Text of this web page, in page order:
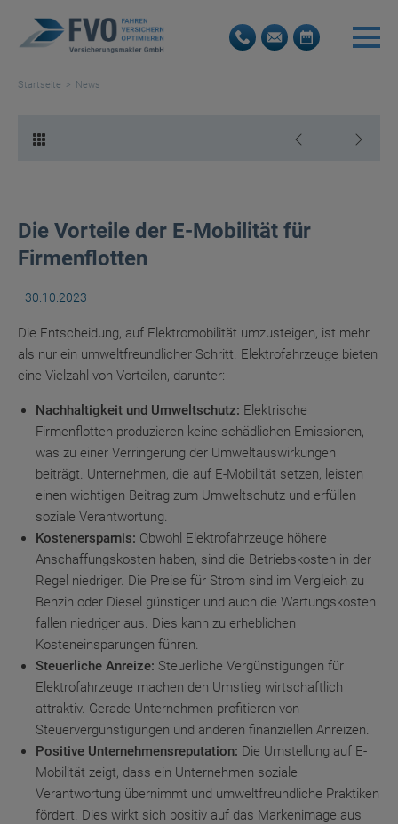
Startseite News
Die Vorteile der E-Mobilität für
Firmenflotten
30.10.2023
Die Entscheidung, auf Elektromobilität umzusteigen, ist mehr
als nur ein umweltfreundlicher Schritt. Elektrofahrzeuge bieten
eine Vielzahl von Vorteilen, darunter:
Nachhaltigkeit und Umweltschutz: Elektrische
Firmenflotten produzieren keine schädlichen Emissionen,
was zu einer Verringerung der Umweltauswirkungen
beiträgt. Unternehmen, die auf E-Mobilität setzen, leisten
einen wichtigen Beitrag zum Umweltschutz und erfüllen
soziale Verantwortung.
Kostenersparnis: Obwohl Elektrofahrzeuge höhere
Anschaffungskosten haben, sind die Betriebskosten in der
Regel niedriger. Die Preise für Strom sind im Vergleich zu
Benzin oder Diesel günstiger und auch die Wartungskosten
fallen niedriger aus. Dies kann zu erheblichen
Kosteneinsparungen führen.
Steuerliche Anreize: Steuerliche Vergünstigungen für
Elektrofahrzeuge machen den Umstieg wirtschaftlich
attraktiv. Gerade Unternehmen profitieren von
Steuervergünstigungen und anderen finanziellen Anreizen.
Positive Unternehmensreputation: Die Umstellung auf E-
Mobilität zeigt, dass ein Unternehmen soziale
Verantwortung übernimmt und umweltfreundliche Praktiken
fördert. Dies wirkt sich positiv auf das Markenimage aus